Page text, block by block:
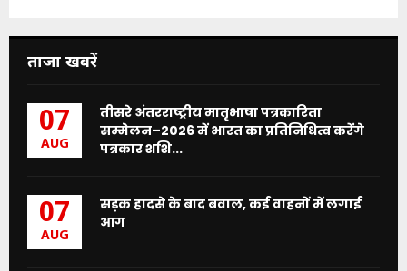
ताजा खबरें
07
AUG
तीसरे अंतरराष्ट्रीय मातृभाषा पत्रकारिता
सम्मेलन–2026 में भारत का प्रतिनिधित्व करेंगे
पत्रकार शशि...
07
AUG
सड़क हादसे के बाद बवाल, कई वाहनों में लगाई
आग